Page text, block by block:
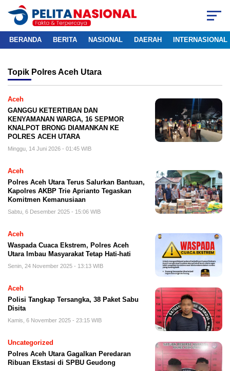
BERANDA BERITA NASIONAL DAERAH INTERNASIONAL
Topik Polres Aceh Utara
Aceh
GANGGU KETERTIBAN DAN
KENYAMANAN WARGA, 16 SEPMOR
KNALPOT BRONG DIAMANKAN KE
POLRES ACEH UTARA
Minggu, 14 Juni 2026 - 01:45 WIB
Aceh
Polres Aceh Utara Terus Salurkan Bantuan,
Kapolres AKBP Trie Aprianto Tegaskan
Komitmen Kemanusiaan
Sabtu, 6 Desember 2025 - 15:06 WIB
Aceh
Waspada Cuaca Ekstrem, Polres Aceh
Utara Imbau Masyarakat Tetap Hati-hati
Senin, 24 November 2025 - 13:13 WIB
Aceh
Polisi Tangkap Tersangka, 38 Paket Sabu
Disita
Kamis, 6 November 2025 - 23:15 WIB
Uncategorized
Polres Aceh Utara Gagalkan Peredaran
Ribuan Ekstasi di SPBU Geudong